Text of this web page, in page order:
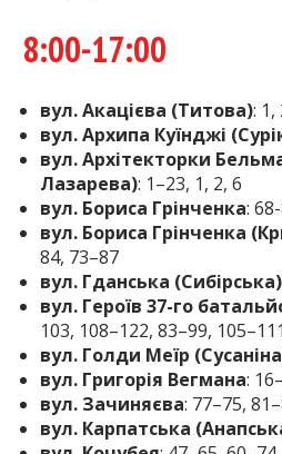
8:00-17:00
вул. Акацієва (Титова): 1,
вул. Архипа Куїнджі
вул. Архітекторки
Лазарева): 1–23, 1, 2, 6
вул. Бориса Грінченка:
вул. Бориса Грінченка
84, 73–87
вул. Гданська (Сибірська)
вул. Героїв 37-го
103, 108–122, 83–99,
вул. Голди Меїр
вул. Григорія Вегмана:
вул. Зачиняєва: 77–75,
вул. Карпатська